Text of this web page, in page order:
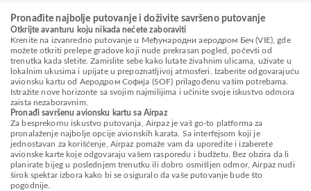
Pronađite najbolje putovanje i doživite savršeno putovanje
Otkrijte avanturu koju nikada nećete zaboraviti
Krenite na izvanredno putovanje u Међународни аеродром Беч (VIE), gde
možete otkriti prelepe gradove koji nude prekrasan pogled, počevši od
trenutka kada sletite. Zamislite sebe kako lutate živahnim ulicama, uživate u
lokalnim ukusima i upijate u prepoznatljivoj atmosferi. Izaberite odgovarajuću
avionsku kartu od Аеродром Софија (SOF) prilagođenu vašim potrebama.
Istražite nove horizonte sa svojim najmilijima i učinite svoje iskustvo odmora
zaista nezaboravnim.
Pronađi savršenu avionsku kartu sa Airpaz
Za besprekornu iskustvo putovanja, Airpaz je vaš go-to platforma za
pronalaženje najbolje opcije avionskih karata. Sa interfejsom koji je
jednostavan za korišćenje, Airpaz pomaže vam da uporedite i izaberete
avionske karte koje odgovaraju vašem rasporedu i budžetu. Bez obzira da li
planirate bijeg u poslednjem trenutku ili dobro osmišljen odmor, Airpaz nudi
širok spektar izbora kako bi se osiguralo da vaše putovanje bude što
pogodnije.